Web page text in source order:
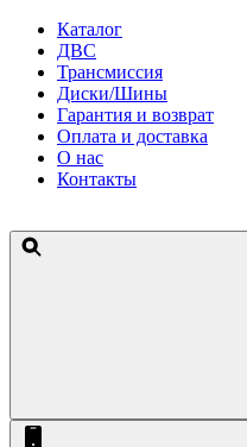
Каталог
ДВС
Трансмиссия
Диски/Шины
Гарантия и возврат
Оплата и доставка
О нас
Контакты